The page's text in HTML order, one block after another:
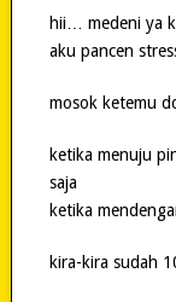
hii… medeni ya
aku pancen
mosok ketemu
ketika menuju
saja
ketika
kira-kira sudah